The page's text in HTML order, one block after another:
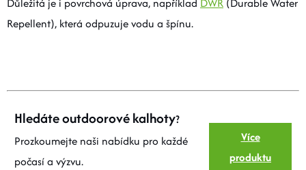
Repellent), která odpuzuje vodu a špínu.
Hledáte outdoorové kalhoty?
Prozkoumejte naši nabídku pro každé
počasí a výzvu.
Více
produktu